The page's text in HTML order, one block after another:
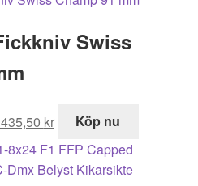
Swiss
kr
nuvarande
priset
är:
Köp nu